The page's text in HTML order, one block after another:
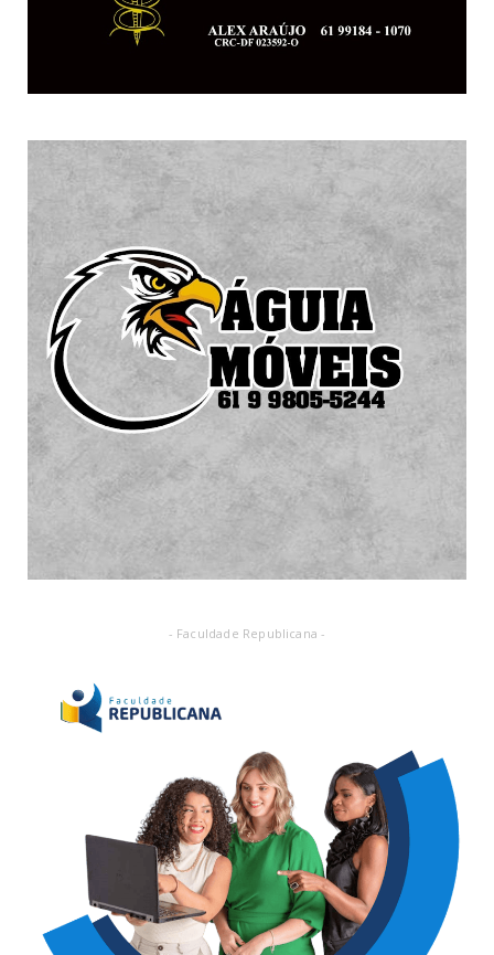
- Faculdade Republicana -